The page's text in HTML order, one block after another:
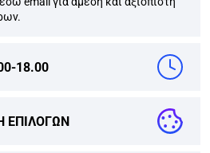
18.00
ΕΠΙΛΟΓΩΝ